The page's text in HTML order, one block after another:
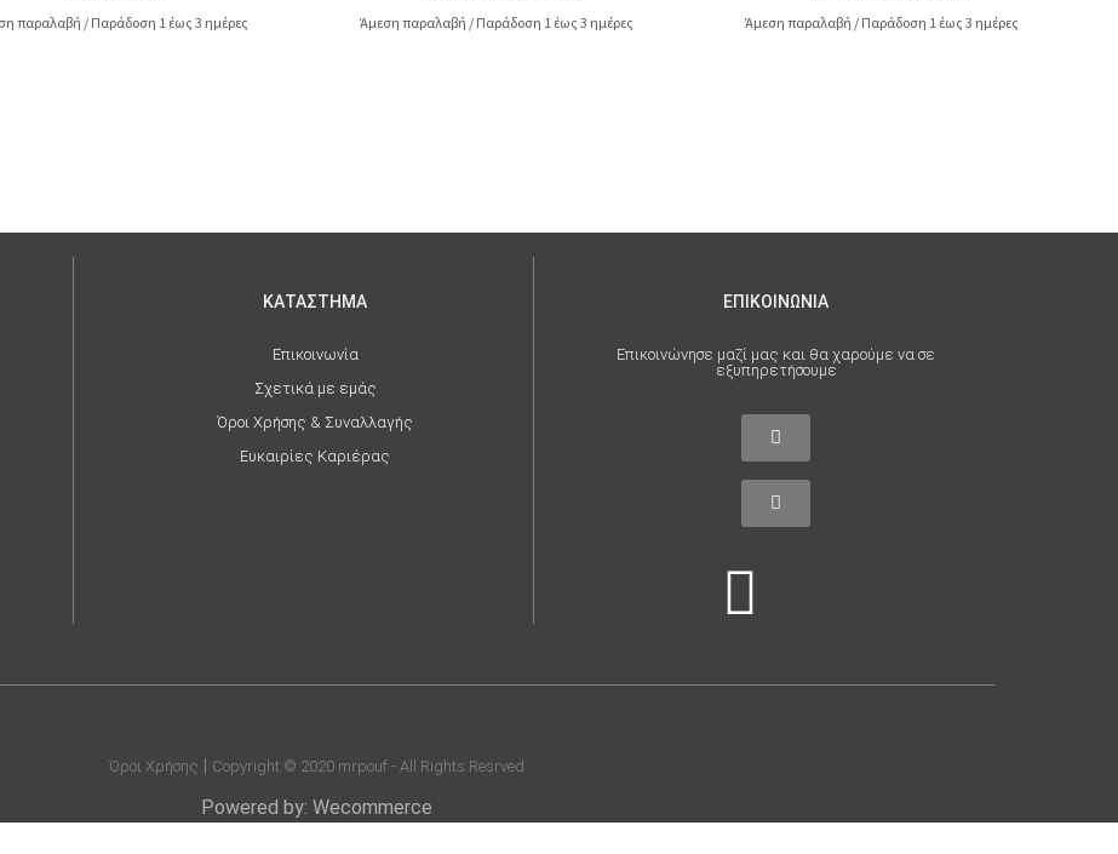
παραλαβή / Παράδοση 1 έως 3 ημέρες Άμεση παραλαβή / Παράδοση 1 έως 3 ημέρες Άμεση παραλαβή / Παράδοση 1 έως 3 ημέρες
ΚΑΤΑΣΤΗΜΑ
Επικοινωνία
Σχετικά με εμάς
Όροι Χρήσης & Συναλλαγής
Ευκαιρίες Καριέρας
ΕΠΙΚΟΙΝΩΝΙΑ
Επικοινώνησε μαζί μας και θα χαρούμε να σε
εξυπηρετήσουμε
Όροι Χρήσης Copyright © 2020 mrpouf - All Rights Resrved
Powered by: Wecommerce